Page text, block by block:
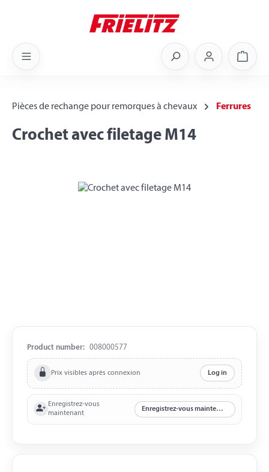
Pièces de rechange pour remorques à chevaux Ferrures
Crochet avec filetage M14
Skip image gallery
Product number: 008000577
Prix visibles après connexion Log in
Enregistrez-vous
maintenant
Enregistrez-vous maintenant